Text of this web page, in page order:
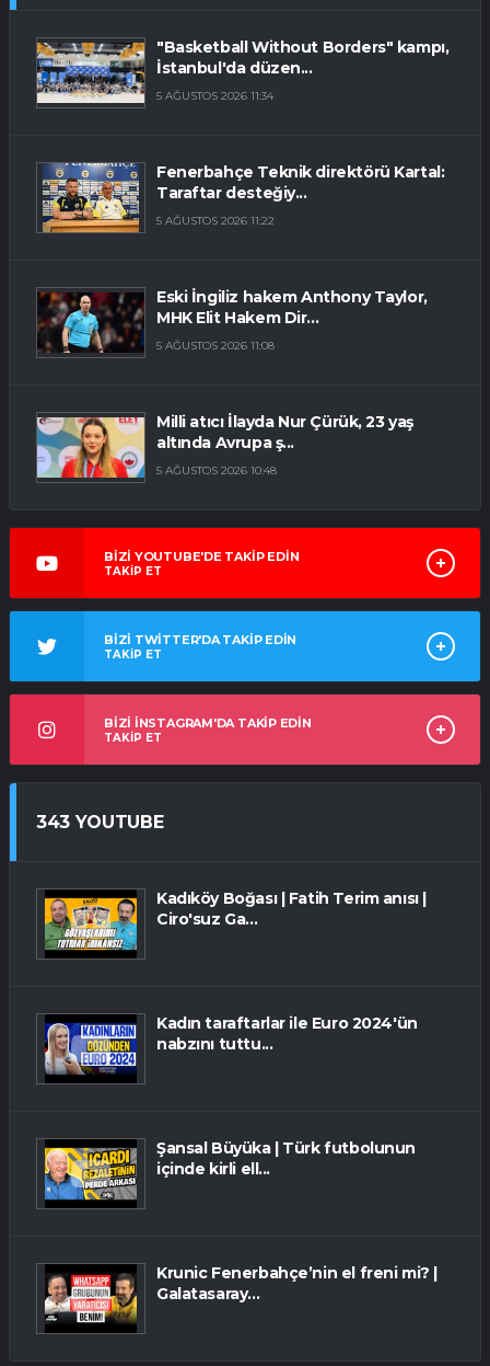
"Basketball Without Borders" kampı,
İstanbul'da düzen...
5 AĞUSTOS 2026 11:34
Fenerbahçe Teknik direktörü Kartal:
Taraftar desteğiy...
5 AĞUSTOS 2026 11:22
Eski İngiliz hakem Anthony Taylor,
MHK Elit Hakem Dir...
5 AĞUSTOS 2026 11:08
Milli atıcı İlayda Nur Çürük, 23 yaş
altında Avrupa ş...
5 AĞUSTOS 2026 10:48
BİZİ YOUTUBE'DE TAKİP EDİN
TAKİP ET
BİZİ TWİTTER'DA TAKİP EDİN
TAKİP ET
BİZİ İNSTAGRAM'DA TAKİP EDİN
TAKİP ET
343 YOUTUBE
Kadıköy Boğası | Fatih Terim anısı |
Ciro'suz Ga...
Kadın taraftarlar ile Euro 2024'ün
nabzını tuttu...
Şansal Büyüka | Türk futbolunun
içinde kirli ell...
Krunic Fenerbahçe’nin el freni mi? |
Galatasaray...